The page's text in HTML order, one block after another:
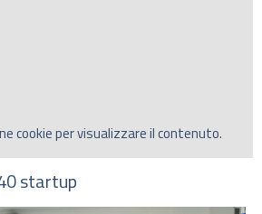
cookie per visualizzare il contenuto.
startup